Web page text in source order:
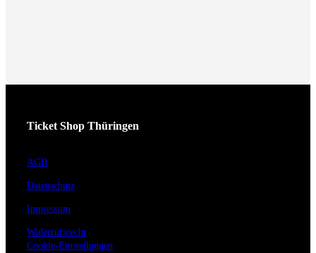
Ticket Shop Thüringen
AGB
Datenschutz
Impressum
Widerrufsrecht
Cookie-Einstellungen